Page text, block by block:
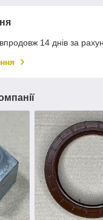
14 днів за